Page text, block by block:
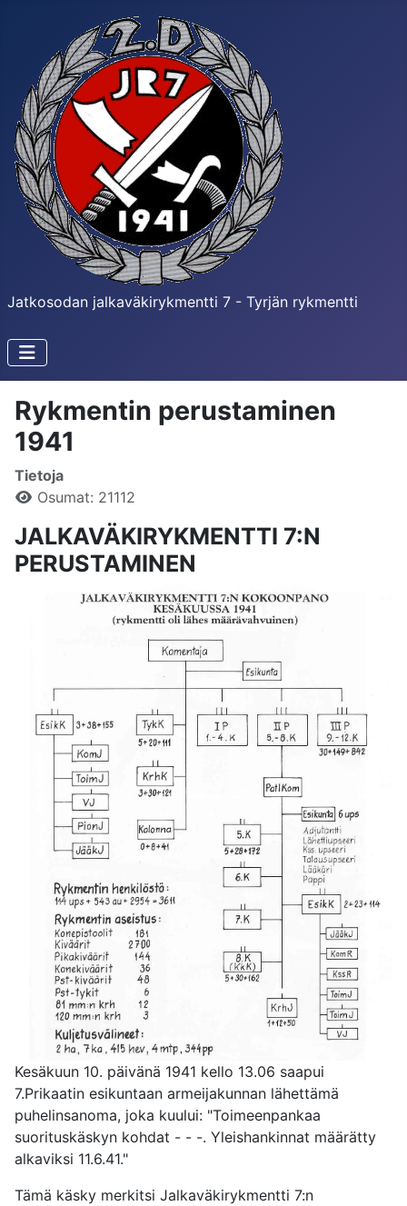
Jatkosodan jalkaväkirykmentti 7 - Tyrjän rykmentti
Rykmentin perustaminen
1941
Tietoja
Osumat: 21112
JALKAVÄKIRYKMENTTI 7:N
PERUSTAMINEN
Kesäkuun 10. päivänä 1941 kello 13.06 saapui
7.Prikaatin esikuntaan armeijakunnan lähettämä
puhelinsanoma, joka kuului: "Toimeenpankaa
suorituskäskyn kohdat - - -. Yleishankinnat määrätty
alkaviksi 11.6.41."
Tämä käsky merkitsi Jalkaväkirykmentti 7:n